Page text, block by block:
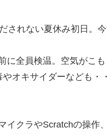
されない夏休み初日。
に全員検温。空気がこ
オキサイダーなども・
イクラやScratchの操作